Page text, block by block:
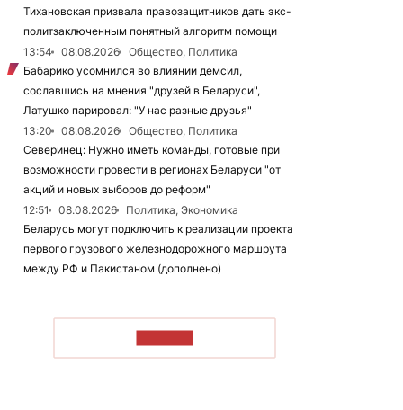
Тихановская призвала правозащитников дать экс-
политзаключенным понятный алгоритм помощи
13:54
08.08.2026
Общество, Политика
Бабарико усомнился во влиянии демсил,
сославшись на мнения "друзей в Беларуси",
Латушко парировал: "У нас разные друзья"
13:20
08.08.2026
Общество, Политика
Северинец: Нужно иметь команды, готовые при
возможности провести в регионах Беларуси "от
акций и новых выборов до реформ"
12:51
08.08.2026
Политика, Экономика
Беларусь могут подключить к реализации проекта
первого грузового железнодорожного маршрута
между РФ и Пакистаном (дополнено)